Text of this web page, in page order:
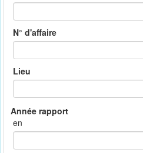
N° d'affaire
Lieu
en